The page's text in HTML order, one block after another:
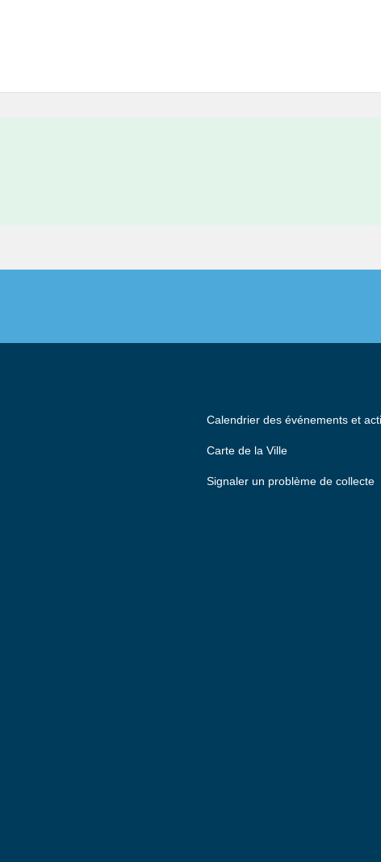
Calendrier des événements et
Carte de la Ville
Signaler un problème de collecte